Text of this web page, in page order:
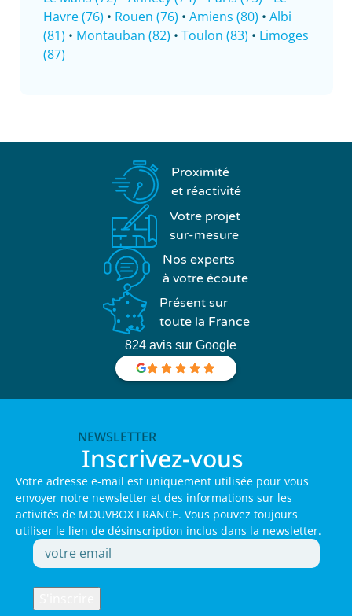
Havre (76) • Rouen (76) • Amiens (80) • Albi
(81) • Montauban (82) • Toulon (83) • Limoges
(87)
Proximité
et réactivité
Votre projet
sur-mesure
Nos experts
à votre écoute
Présent sur
toute la France
824 avis sur Google
NEWSLETTER
Inscrivez-vous
Votre adresse e-mail est uniquement utilisée pour vous
envoyer notre newsletter et des informations sur les
activités de MOUVBOX FRANCE. Vous pouvez toujours
utiliser le lien de désinscription inclus dans la newsletter.